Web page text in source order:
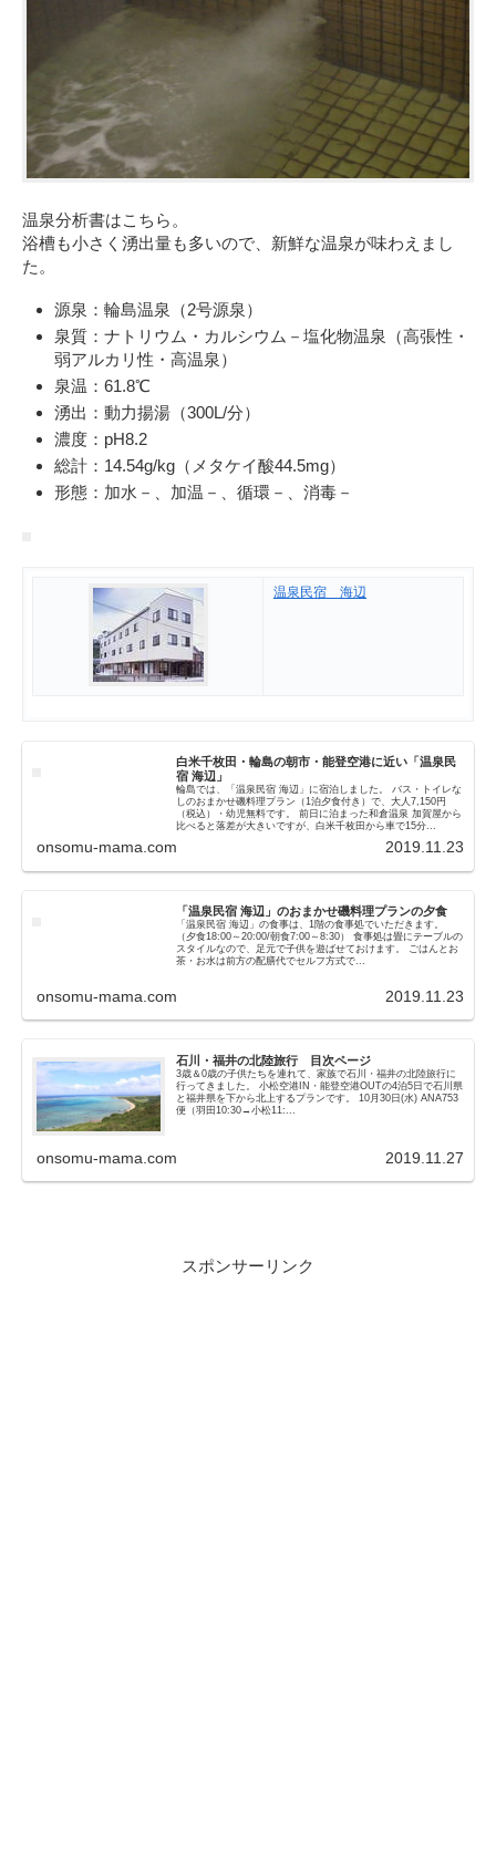
温泉分析書はこちら。
浴槽も小さく湧出量も多いので、新鮮な温泉が味わえまし
た。
源泉：輪島温泉（2号源泉）
泉質：ナトリウム・カルシウム－塩化物温泉（高張性・
弱アルカリ性・高温泉）
泉温：61.8℃
湧出：動力揚湯（300L/分）
濃度：pH8.2
総計：14.54g/kg（メタケイ酸44.5mg）
形態：加水－、加温－、循環－、消毒－
温泉民宿 海辺
白米千枚田・輪島の朝市・能登空港に近い「温泉民
宿 海辺」
輪島では、「温泉民宿 海辺」に宿泊しました。 バス・トイレな
しのおまかせ磯料理プラン（1泊夕食付き）で、大人7,150円
（税込）・幼児無料です。 前日に泊まった和倉温泉 加賀屋から
比べると落差が大きいですが、白米千枚田から車で15分...
onsomu-mama.com 2019.11.23
「温泉民宿 海辺」のおまかせ磯料理プランの夕食
「温泉民宿 海辺」の食事は、1階の食事処でいただきます。
（夕食18:00～20:00/朝食7:00～8:30） 食事処は畳にテーブルの
スタイルなので、足元で子供を遊ばせておけます。 ごはんとお
茶・お水は前方の配膳代でセルフ方式で...
onsomu-mama.com 2019.11.23
石川・福井の北陸旅行 目次ページ
3歳＆0歳の子供たちを連れて、家族で石川・福井の北陸旅行に
行ってきました。 小松空港IN・能登空港OUTの4泊5日で石川県
と福井県を下から北上するプランです。 10月30日(水) ANA753
便（羽田10:30→小松11:...
onsomu-mama.com 2019.11.27
スポンサーリンク